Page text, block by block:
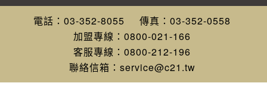
電話： 03-352-8055 傳真： 03-352-0558
加盟專線： 0800-021-166
客服專線： 0800-212-196
聯絡信箱： service@c21.tw